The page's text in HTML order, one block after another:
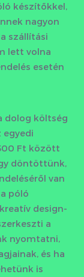
készítőkkel,
nagyon
szállítási
lett volna
esetén
dolog költség
egyedi
Ft között
döntöttünk,
van
póló
design-
a
nyomtatni,
és ha
is